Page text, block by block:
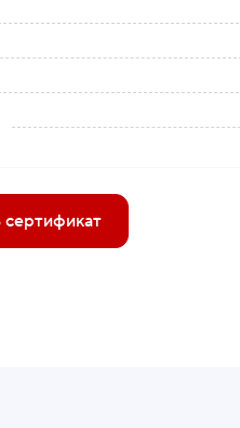
сертификат